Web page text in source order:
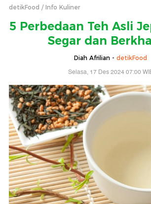
detikFood Info Kuliner
5 Perbedaan Teh Asli
Segar dan
Diah Afrilian - detikFood
Selasa, 17 Des 2024 07:00